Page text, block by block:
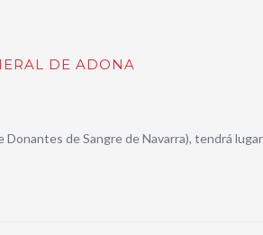
DE ADONA
de Sangre de Navarra), tendrá